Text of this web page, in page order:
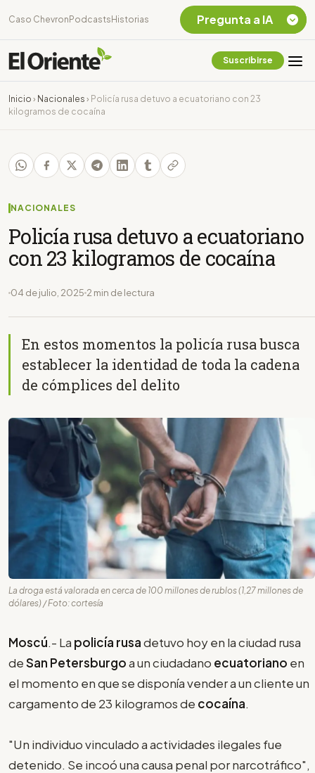
Caso Chevron Podcasts Historias
Suscribirse
Inicio › Nacionales › Policía rusa detuvo a ecuatoriano con 23
kilogramos de cocaína
NACIONALES
Policía rusa detuvo a ecuatoriano
con 23 kilogramos de cocaína
04 de julio, 2025 2 min de lectura
En estos momentos la policía rusa busca
establecer la identidad de toda la cadena
de cómplices del delito
La droga está valorada en cerca de 100 millones de rublos (1,27 millones de
dólares) / Foto: cortesía
Moscú.- La policía rusadetuvo hoy en la ciudad rusa
deSan Petersburgoa un ciudadano ecuatoriano en
el momento en que se disponía vender a un cliente un
cargamento de 23 kilogramos de cocaína.
"Un individuo vinculado a actividades ilegales fue
detenido. Se incoó una causa penal por narcotráfico",
Pregunta a IA
Chevron Ecuador